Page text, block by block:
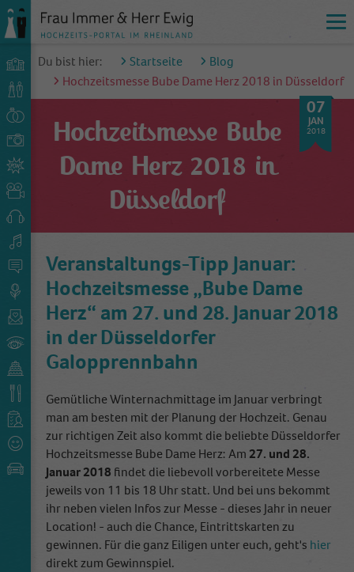
Du bist hier: Startseite
Blog
Hochzeitsmesse Bube Dame Herz 2018 in Düsseldorf
Hochzeitsmesse Bube
Dame Herz 2018 in
Düsseldorf
07
JAN
2018
Veranstaltungs-Tipp Januar:
Hochzeitsmesse „Bube Dame
Herz“ am 27. und 28. Januar 2018
in der Düsseldorfer
Galopprennbahn
Gemütliche Winternachmittage im Januar verbringt
man am besten mit der Planung der Hochzeit. Genau
zur richtigen Zeit also kommt die beliebte Düsseldorfer
Hochzeitsmesse Bube Dame Herz: Am 27. und 28.
Januar 2018 findet die liebevoll vorbereitete Messe
jeweils von 11 bis 18 Uhr statt. Und bei uns bekommt
ihr neben vielen Infos zur Messe - dieses Jahr in neuer
Location! - auch die Chance, Eintrittskarten zu
gewinnen. Für die ganz Eiligen unter euch, geht's hier
direkt zum Gewinnspiel.